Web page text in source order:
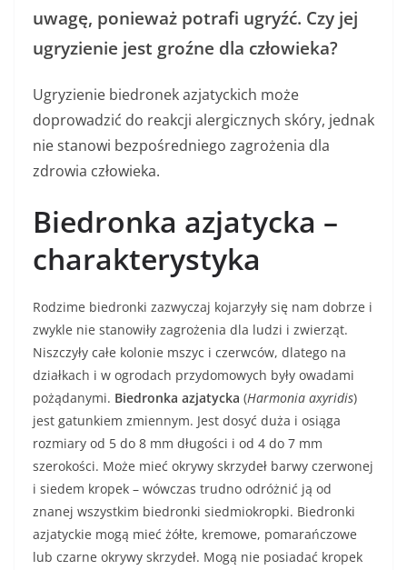
uwagę, ponieważ potrafi ugryźć. Czy jej
ugryzienie jest groźne dla człowieka?
Ugryzienie biedronek azjatyckich może
doprowadzić do reakcji alergicznych skóry, jednak
nie stanowi bezpośredniego zagrożenia dla
zdrowia człowieka.
Biedronka azjatycka –
charakterystyka
Rodzime biedronki zazwyczaj kojarzyły się nam dobrze i
zwykle nie stanowiły zagrożenia dla ludzi i zwierząt.
Niszczyły całe kolonie mszyc i czerwców, dlatego na
działkach i w ogrodach przydomowych były owadami
pożądanymi. Biedronka azjatycka (Harmonia axyridis)
jest gatunkiem zmiennym. Jest dosyć duża i osiąga
rozmiary od 5 do 8 mm długości i od 4 do 7 mm
szerokości. Może mieć okrywy skrzydeł barwy czerwonej
i siedem kropek – wówczas trudno odróżnić ją od
znanej wszystkim biedronki siedmiokropki. Biedronki
azjatyckie mogą mieć żółte, kremowe, pomarańczowe
lub czarne okrywy skrzydeł. Mogą nie posiadać kropek